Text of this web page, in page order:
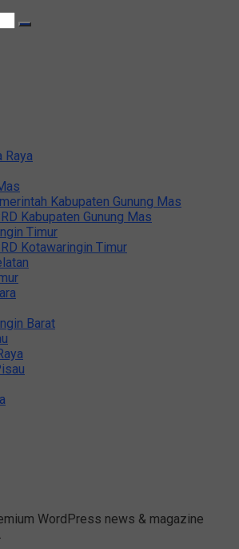
Raya
Kabupaten Gunung Mas
Kabupaten Gunung Mas
Timur
Kotawaringin Timur
Barat
WordPress news & magazine